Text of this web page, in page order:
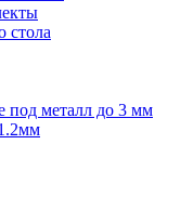
стола
металл до 3 мм